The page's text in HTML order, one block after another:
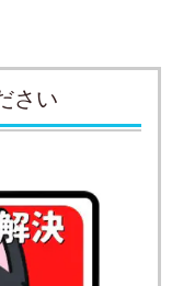
さい